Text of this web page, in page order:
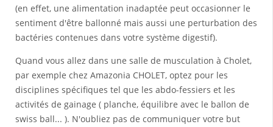
(en effet, une alimentation inadaptée peut occasionner le
sentiment d'être ballonné mais aussi une perturbation des
bactéries contenues dans votre système digestif).
Quand vous allez dans une salle de musculation à Cholet,
par exemple chez Amazonia CHOLET, optez pour les
disciplines spécifiques tel que les abdo-fessiers et les
activités de gainage ( planche, équilibre avec le ballon de
swiss ball... ). N'oubliez pas de communiquer votre but